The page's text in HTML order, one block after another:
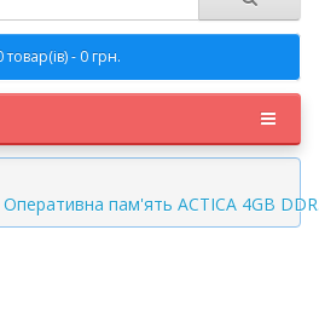
товар(ів) - 0 грн.
Оперативна пам'ять ACTICA 4GB